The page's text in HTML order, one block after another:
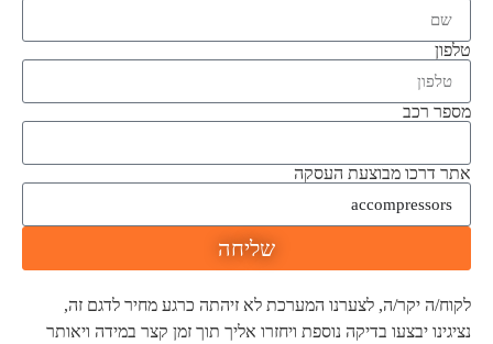
טלפון
מספר רכב
אתר דרכו מבוצעת העסקה
שליחה
לקוח/ה יקר/ה, לצערנו המערכת לא זיהתה כרגע מחיר לדגם זה,
נציגינו יבצעו בדיקה נוספת ויחזרו אליך תוך זמן קצר במידה ויאותר